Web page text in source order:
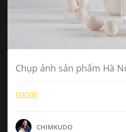
Chụp ảnh sản phẩm Hà
CHIMKUDO